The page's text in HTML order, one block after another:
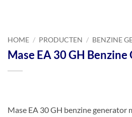
HOME / PRODUCTEN / BENZINE
Mase EA 30 GH
Mase EA 30 GH benzine generator